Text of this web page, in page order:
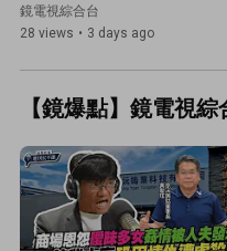
ft.億元教授鄭廳宜｜錢鏡你家
｜鏡新聞Ｘ鏡週刊｜#鏡電視
鏡電視綜合台
28 views • 3 days ago
【鏡爆點】鏡電視綜